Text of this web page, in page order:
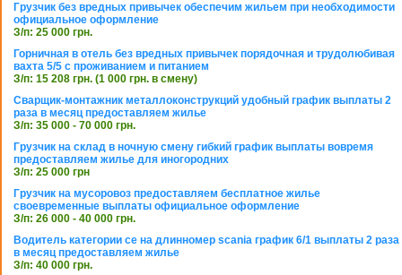
Грузчик без вредных привычек обеспечим жильем при необходимости
официальное оформление
З/п: 25 000 грн.
Горничная в отель без вредных привычек порядочная и трудолюбивая
вахта 5/5 с проживанием и питанием
З/п: 15 208 грн. (1 000 грн. в смену)
Сварщик-монтажник металлоконструкций удобный график выплаты 2
раза в месяц предоставляем жилье
З/п: 35 000 - 70 000 грн.
Грузчик на склад в ночную смену гибкий график выплаты вовремя
предоставляем жилье для иногородних
З/п: 25 000 грн
Грузчик на мусоровоз предоставляем бесплатное жилье
своевременные выплаты официальное оформление
З/п: 26 000 - 40 000 грн.
Водитель категории се на длинномер scania график 6/1 выплаты 2 раза
в месяц предоставляем жилье
З/п: 40 000 грн.